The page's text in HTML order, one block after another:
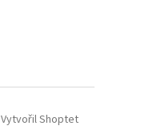
Vytvořil Shoptet